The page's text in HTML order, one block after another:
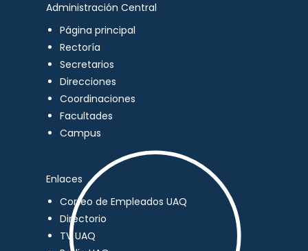
Administración Central
Página principal
Rectoría
Secretarios
Direcciones
Coordinaciones
Facultades
Campus
Enlaces
Correo de Empleados UAQ
Directorio
TV UAQ